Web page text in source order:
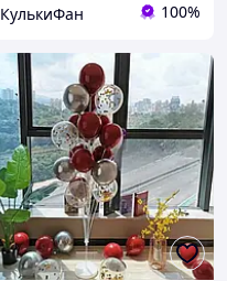
КулькиФан 100%